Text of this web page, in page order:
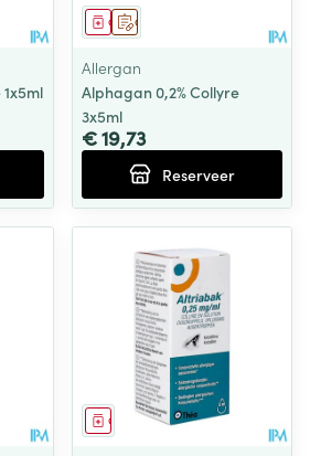
Op voorschrift
Geneesmiddel
Allergan
Alphagan 0,2% Collyre
3x5ml
€ 19,73
Reserveer
Geneesmiddel